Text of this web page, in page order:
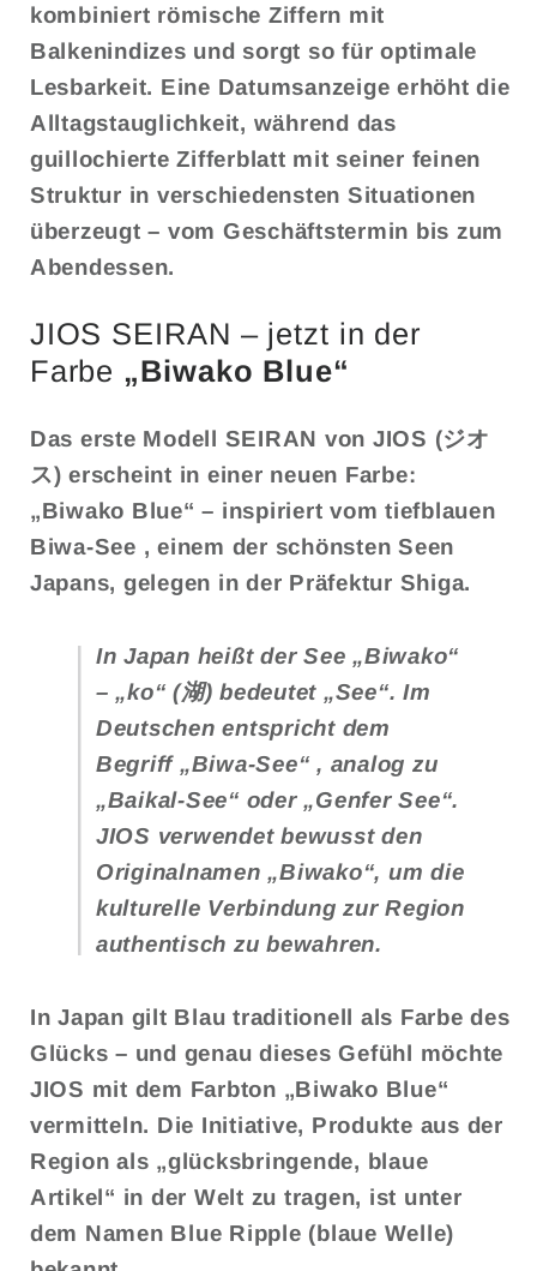
kombiniert römische Ziffern mit
Balkenindizes und sorgt so für optimale
Lesbarkeit. Eine Datumsanzeige erhöht die
Alltagstauglichkeit, während das
guillochierte Zifferblatt mit seiner feinen
Struktur in verschiedensten Situationen
überzeugt – vom Geschäftstermin bis zum
Abendessen.
JIOS SEIRAN – jetzt in der
Farbe „Biwako Blue“
Das erste Modell SEIRAN von JIOS (ジオ
ス) erscheint in einer neuen Farbe:
„Biwako Blue“ – inspiriert vom tiefblauen
Biwa-See , einem der schönsten Seen
Japans, gelegen in der Präfektur Shiga.
In Japan heißt der See „Biwako“
– „ko“ (湖) bedeutet „See“. Im
Deutschen entspricht dem
Begriff „Biwa-See“ , analog zu
„Baikal-See“ oder „Genfer See“.
JIOS verwendet bewusst den
Originalnamen „Biwako“, um die
kulturelle Verbindung zur Region
authentisch zu bewahren.
In Japan gilt Blau traditionell als Farbe des
Glücks – und genau dieses Gefühl möchte
JIOS mit dem Farbton „Biwako Blue“
vermitteln. Die Initiative, Produkte aus der
Region als „glücksbringende, blaue
Artikel“ in der Welt zu tragen, ist unter
dem Namen Blue Ripple (blaue Welle)